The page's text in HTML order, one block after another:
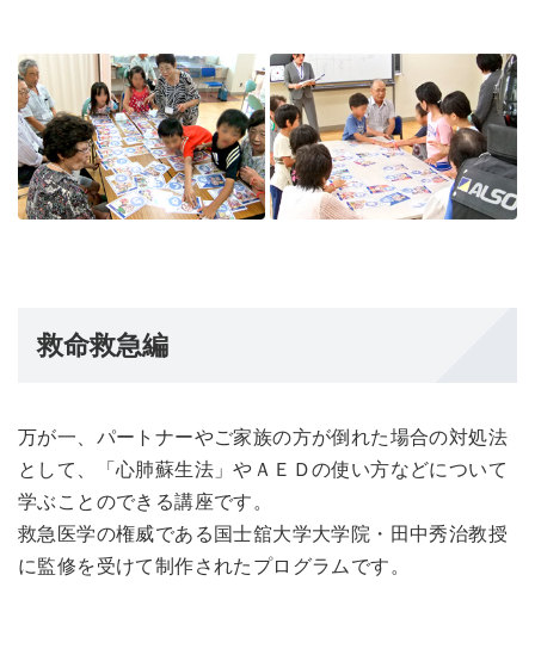
救命救急編
万が一、パートナーやご家族の方が倒れた場合の対処法
として、「心肺蘇生法」やＡＥＤの使い方などについて
学ぶことのできる講座です。
救急医学の権威である国士舘大学大学院・田中秀治教授
に監修を受けて制作されたプログラムです。